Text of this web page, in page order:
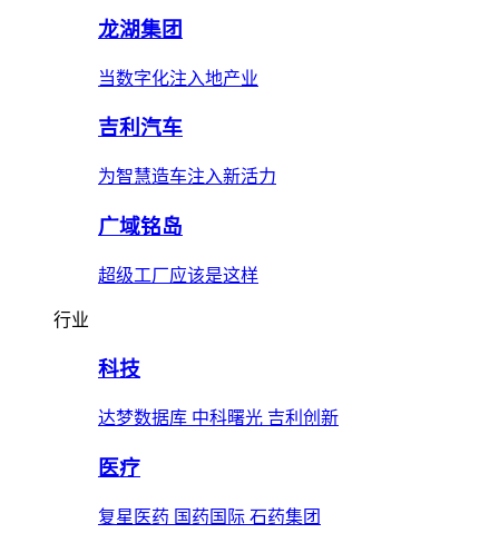
龙湖集团
当数字化注入地产业
吉利汽车
为智慧造车注入新活力
广域铭岛
超级工厂应该是这样
行业
科技
达梦数据库 中科曙光 吉利创新
医疗
复星医药 国药国际 石药集团